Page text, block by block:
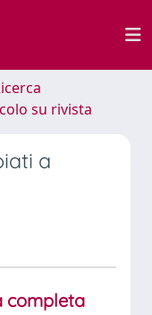
su rivista
a
completa